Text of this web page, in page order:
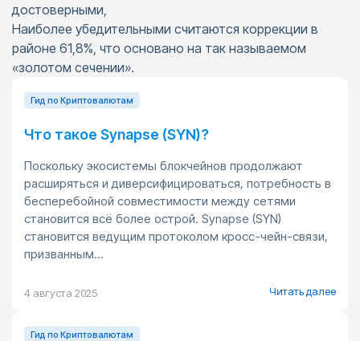
достоверными,
Наиболее убедительными считаются коррекции в
районе 61,8%, что основано на так называемом
«золотом сечении».
Гид по Криптовалютам
Что такое Synapse (SYN)?
Поскольку экосистемы блокчейнов продолжают
расширяться и диверсифицироваться, потребность в
бесперебойной совместимости между сетями
становится всё более острой. Synapse (SYN)
становится ведущим протоколом кросс-чейн-связи,
призванным...
4 августа 2025 Читать далее
Гид по Криптовалютам